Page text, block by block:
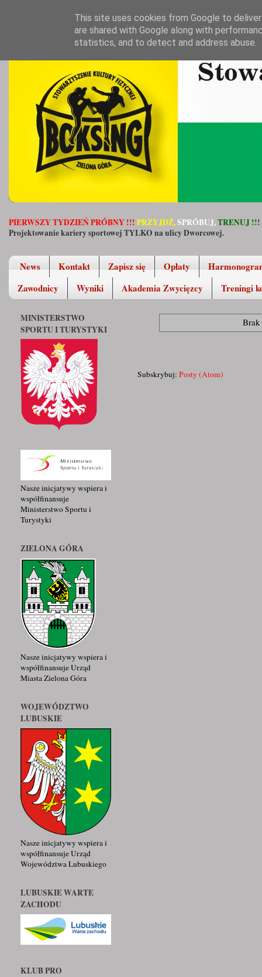
PIERWSZY TYDZIEŃ PRÓBNY !!! PRZYJDŹ,SPRÓBUJ,TRENUJ !!!
Projektowanie kariery sportowej TYLKO na ulicy Dworcowej.
News Kontakt Zapisz się Opłaty
Zawodnicy
Wyniki Akademia Zwycięzcy Treningi
Brak
Subskrybuj: Posty (Atom)
MINISTERSTWO
SPORTU I TURYSTYKI
Nasze inicjatywy wspiera i
współfinansuje
Ministerstwo Sportu i
Turystyki
ZIELONA GÓRA
Nasze inicjatywy wspiera i
współfinansuje Urząd
Miasta Zielona Góra
WOJEWÓDZTWO
LUBUSKIE
Nasze inicjatywy wspiera i
współfinansuje Urząd
Województwa Lubuskiego
LUBUSKIE WARTE
ZACHODU
KLUB PRO
This site uses cookies from Google to
are shared with Google along with
statistics, and to detect and address abuse.